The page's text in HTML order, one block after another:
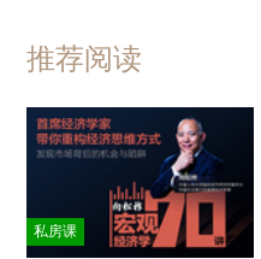
基、公司债、国债、通胀保护
中排名第一的爆款产品先锋全
全美债券市场指数（
Index），基金规模达到2690
基金规模之和，远超其他债券
推荐阅读
私房课